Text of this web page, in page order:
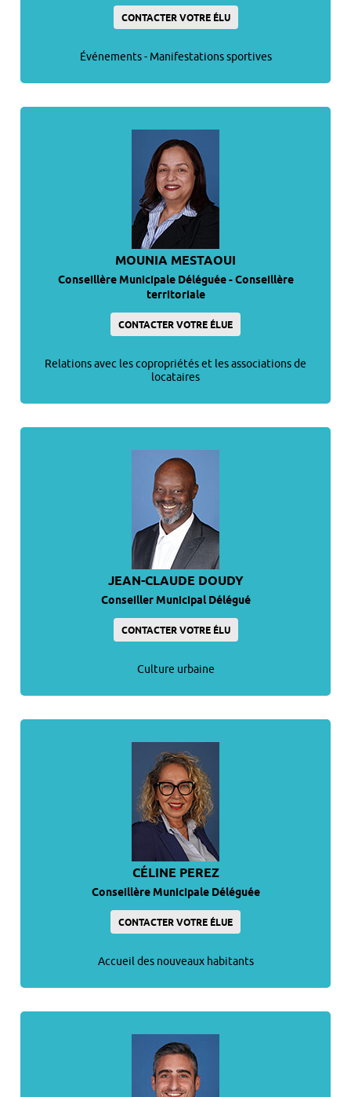
CONTACTER VOTRE ÉLU
Événements - Manifestations sportives
MOUNIA MESTAOUI
Conseillère Municipale Déléguée - Conseillère
territoriale
CONTACTER VOTRE ÉLUE
Relations avec les copropriétés et les associations de
locataires
JEAN-CLAUDE DOUDY
Conseiller Municipal Délégué
CONTACTER VOTRE ÉLU
Culture urbaine
CÉLINE PEREZ
Conseillère Municipale Déléguée
CONTACTER VOTRE ÉLUE
Accueil des nouveaux habitants